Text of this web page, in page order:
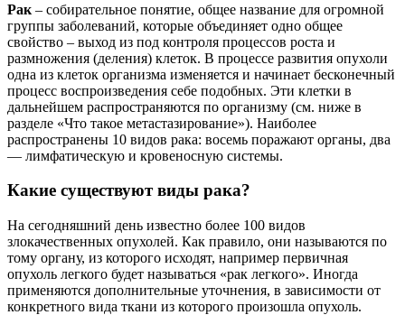
Рак – собирательное понятие, общее название для огромной
группы заболеваний, которые объединяет одно общее
свойство – выход из под контроля процессов роста и
размножения (деления) клеток. В процессе развития опухоли
одна из клеток организма изменяется и начинает бесконечный
процесс воспроизведения себе подобных. Эти клетки в
дальнейшем распространяются по организму (см. ниже в
разделе «Что такое метастазирование»). Наиболее
распространены 10 видов рака: восемь поражают органы, два
— лимфатическую и кровеносную системы.
Какие существуют виды рака?
На сегодняшний день известно более 100 видов
злокачественных опухолей. Как правило, они называются по
тому органу, из которого исходят, например первичная
опухоль легкого будет называться «рак легкого». Иногда
применяются дополнительные уточнения, в зависимости от
конкретного вида ткани из которого произошла опухоль.